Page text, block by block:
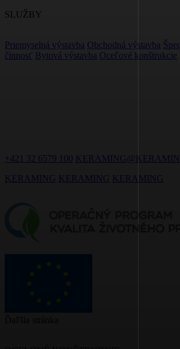
SLUŽBY
Priemyselná výstavba Obchodná výstavba
činnosť Bytová výstavba Oceľové konštrukcie
+421 32 6579 100
KERAMING KERAMING KERAMING